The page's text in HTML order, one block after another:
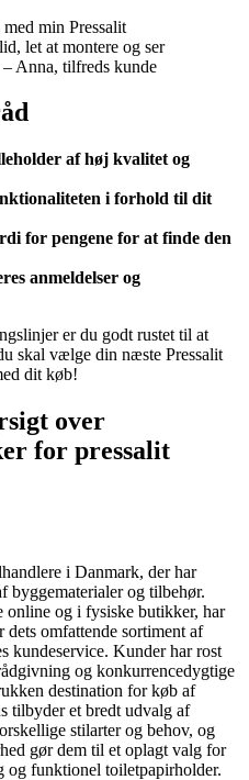
min Pressalit
let at montere og ser
Anna, tilfreds kunde
af høj kvalitet og
i forhold til dit
for pengene for at finde den
anmeldelser og
er du godt rustet til at
skal vælge din næste Pressalit
dit køb!
over
for pressalit
i Danmark, der har
byggematerialer og tilbehør.
og i fysiske butikker, har
omfattende sortiment af
kundeservice. Kunder har rost
og konkurrencedygtige
destination for køb af
tilbyder et bredt udvalg af
stilarter og behov, og
gør dem til et oplagt valg for
og funktionel toiletpapirholder.